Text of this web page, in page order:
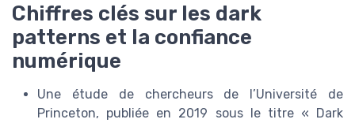
Chiffres clés sur les dark
patterns et la confiance
numérique
Une étude de chercheurs de l’Université de
Princeton, publiée en 2019 sous le titre « Dark